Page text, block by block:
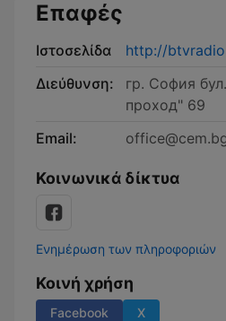
Επαφές
Ιστοσελίδα
http://
Διεύθυνση:
гр. София
проход" 69
Email:
Κοινωνικά δίκτυα
Ενημέρωση των πληροφοριών
Κοινή χρήση
Facebook X